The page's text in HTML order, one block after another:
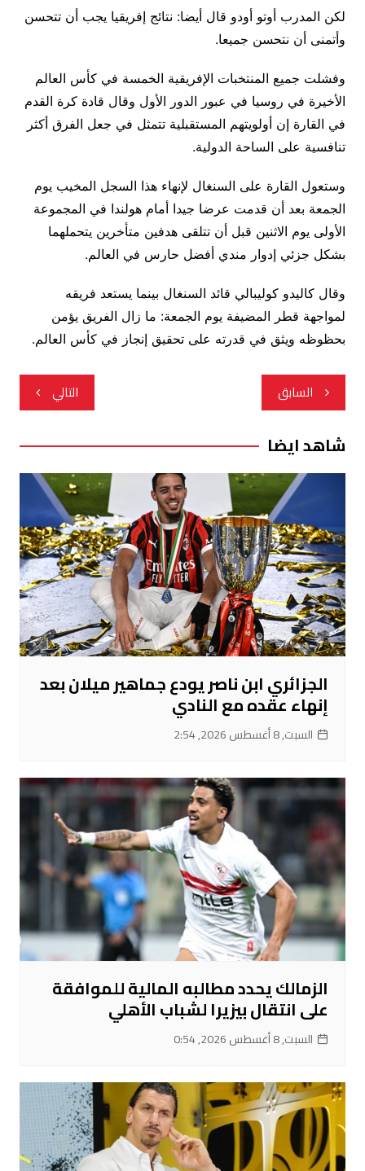
لكن المدرب أوتو أودو قال أيضا: نتائج إفريقيا يجب أن تتحسن
وأتمنى أن نتحسن جميعا.
وفشلت جميع المنتخبات الإفريقية الخمسة في كأس العالم
الأخيرة في روسيا في عبور الدور الأول وقال قادة كرة القدم
في القارة إن أولويتهم المستقبلية تتمثل في جعل الفرق أكثر
تنافسية على الساحة الدولية.
وستعول القارة على السنغال لإنهاء هذا السجل المخيب يوم
الجمعة بعد أن قدمت عرضا جيدا أمام هولندا في المجموعة
الأولى يوم الاثنين قبل أن تتلقى هدفين متأخرين يتحملهما
بشكل جزئي إدوار مندي أفضل حارس في العالم.
وقال كاليدو كوليبالي قائد السنغال بينما يستعد فريقه
لمواجهة قطر المضيفة يوم الجمعة: ما زال الفريق يؤمن
بحظوظه ويثق في قدرته على تحقيق إنجاز في كأس العالم.
تصفّح
المقالات
السابق التالي
شاهد ايضا
الجزائري ابن ناصر يودع جماهير ميلان بعد
إنهاء عقده مع النادي
السبت, 8 أغسطس 2026, 2:54
الزمالك يحدد مطالبه المالية للموافقة
على انتقال بيزيرا لشباب الأهلي
السبت, 8 أغسطس 2026, 0:54